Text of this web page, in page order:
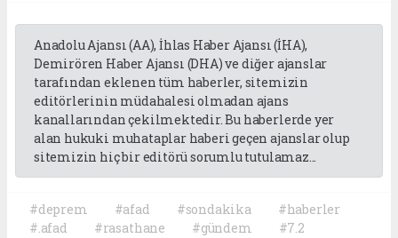
Anadolu Ajansı (AA), İhlas Haber Ajansı (İHA),
Demirören Haber Ajansı (DHA) ve diğer ajanslar
tarafından eklenen tüm haberler, sitemizin
editörlerinin müdahalesi olmadan ajans
kanallarından çekilmektedir. Bu haberlerde yer
alan hukuki muhataplar haberi geçen ajanslar olup
sitemizin hiç bir editörü sorumlu tutulamaz...
#deprem #afad #sondakika
#haberler
#.afad
#rasathane #gündem #7.2